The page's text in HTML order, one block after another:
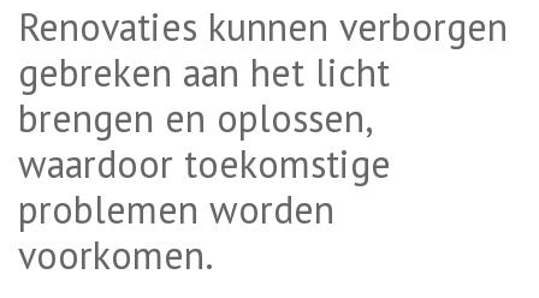
Renovaties kunnen verborgen
gebreken aan het licht
brengen en oplossen,
waardoor toekomstige
problemen worden
voorkomen.